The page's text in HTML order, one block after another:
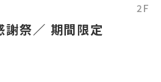
2F
祭／ 期間限定